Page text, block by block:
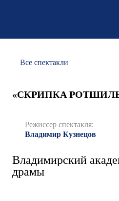
Все спектакли
«СКРИПКА
Режиссер спектакля:
Владимир Кузнецов
Владимирский
драмы